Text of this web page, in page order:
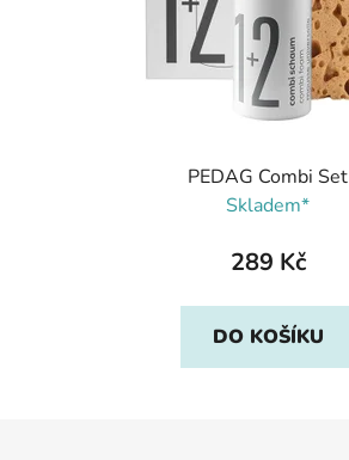
PEDAG Combi Set
Skladem*
289 Kč
DO KOŠÍKU